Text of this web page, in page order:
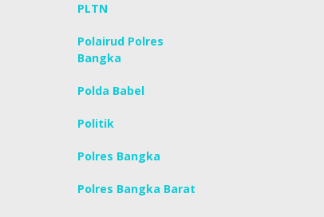
PLTN
Polairud Polres
Bangka
Polda Babel
Politik
Polres Bangka
Polres Bangka Barat